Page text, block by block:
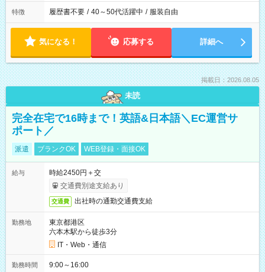
特徴 履歴書不要 / 40～50代活躍中 / 服装自由
気になる！ 応募する 詳細へ
掲載日：2026.08.05
未読
完全在宅で16時まで！英語&日本語＼EC運営サ
ポート／
派遣 ブランクOK WEB登録・面接OK
給与
時給2450円＋交
交通費別途支給あり
交通費 出社時の通勤交通費支給
勤務地
東京都港区
六本木駅から徒歩3分
IT・Web・通信
勤務時間 9:00～16:00